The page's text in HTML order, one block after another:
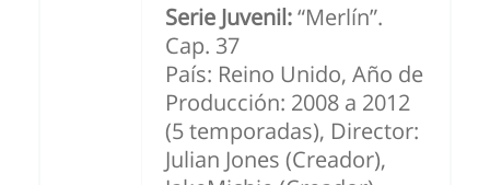
Serie Juvenil:“Merlín”.
Cap. 37
País: Reino Unido, Año de
Producción: 2008 a 2012
(5 temporadas), Director:
Julian Jones (Creador),